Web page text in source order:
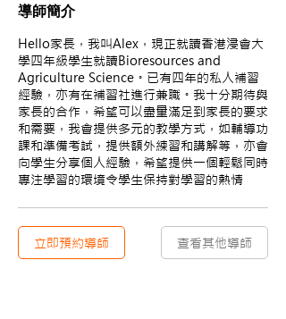
導師簡介
Hello家長，我叫Alex，現正就讀香港浸會大
學四年級學生就讀Bioresources and
Agriculture Science。已有四年的私人補習
經驗，亦有在補習社進行兼職。我十分期待與
家長的合作，希望可以盡量滿足到家長的要求
和需要，我會提供多元的教學方式，如輔導功
課和準備考試，提供額外練習和講解等，亦會
向學生分享個人經驗，希望提供一個輕鬆同時
專注學習的環境令學生保持對學習的熱情
立即預約導師 查看其他導師